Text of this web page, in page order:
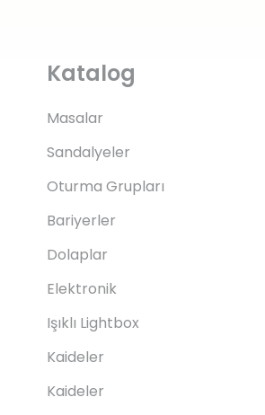
Katalog
Masalar
Sandalyeler
Oturma Grupları
Bariyerler
Dolaplar
Elektronik
Işıklı Lightbox
Kaideler
Kaideler